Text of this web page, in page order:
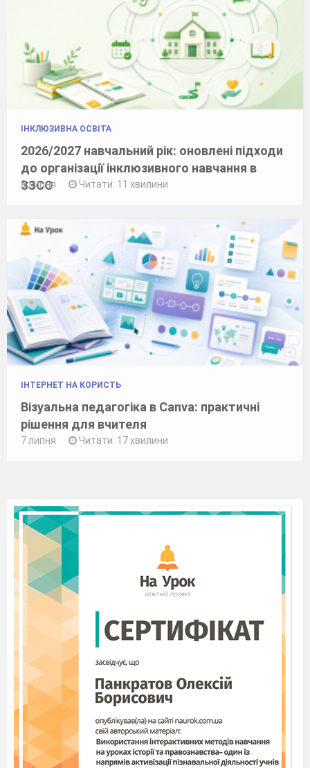
ІНКЛЮЗИВНА ОСВІТА
2026/2027 навчальний рік: оновлені підходи
до організації інклюзивного навчання в
ЗЗСО
8 липня Читати: 11 хвилини
ІНТЕРНЕТ НА КОРИСТЬ
Візуальна педагогіка в Canva: практичні
рішення для вчителя
7 липня Читати: 17 хвилини